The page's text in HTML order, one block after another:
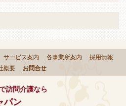
サービス案内 各事業所案内
採用情報
概要
お問合せ
訪問介護なら
パン